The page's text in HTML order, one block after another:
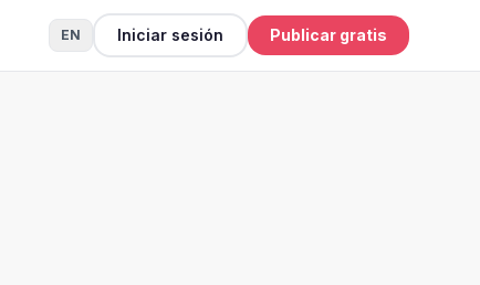
EN Iniciar sesión Publicar gratis